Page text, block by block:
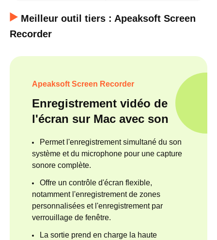
Meilleur outil tiers : Apeaksoft Screen
Recorder
Apeaksoft Screen Recorder
Enregistrement vidéo de
l'écran sur Mac avec son
Permet l'enregistrement simultané du son
système et du microphone pour une capture
sonore complète.
Offre un contrôle d'écran flexible,
notamment l'enregistrement de zones
personnalisées et l'enregistrement par
verrouillage de fenêtre.
La sortie prend en charge la haute